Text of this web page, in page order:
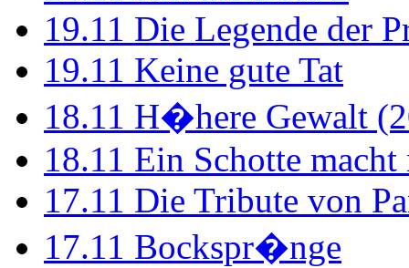
19.11 Die Legende der
19.11 Keine gute Tat
18.11 H�here Gewalt
18.11 Ein Schotte
17.11 Die Tribute von
17.11 Bockspr�nge